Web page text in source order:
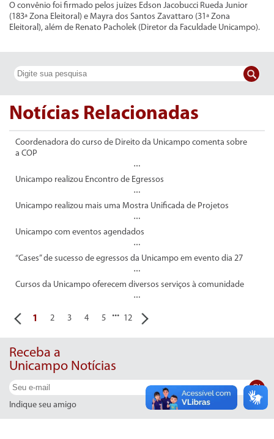
O convênio foi firmado pelos juízes Edson Jacobucci Rueda Junior
(183ª Zona Eleitoral) e Mayra dos Santos Zavattaro (31ª Zona
Eleitoral), além de Renato Pacholek (Diretor da Faculdade Unicampo).
Notícias Relacionadas
Coordenadora do curso de Direito da Unicampo comenta sobre
a COP
Unicampo realizou Encontro de Egressos
Unicampo realizou mais uma Mostra Unificada de Projetos
Unicampo com eventos agendados
“Cases” de sucesso de egressos da Unicampo em evento dia 27
Cursos da Unicampo oferecem diversos serviços à comunidade
1 2 3 4 5 ... 12
Receba a
Unicampo Notícias
Ok
Indique seu amigo